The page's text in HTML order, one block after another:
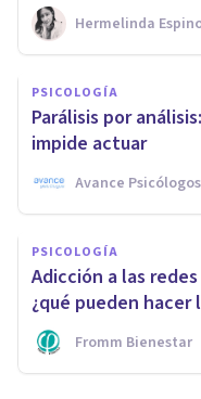
Hermelinda
PSICOLOGÍA
Parálisis por
impide actuar
Avance Psicólogos
PSICOLOGÍA
Adicción a las
¿qué pueden hacer
Fromm Bienestar